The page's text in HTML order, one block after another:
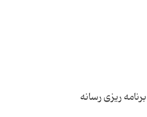
ریزی رسانه